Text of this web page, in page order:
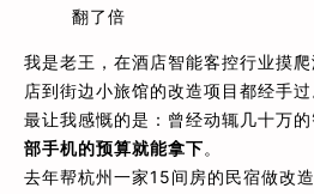
翻了倍
我是老王，在酒店智能客控行业摸
店到街边小旅馆的改造项目都经手过
最让我感慨的是：曾经动辄几十万
部手机的预算就能拿下。
去年帮杭州一家15间房的民宿做改